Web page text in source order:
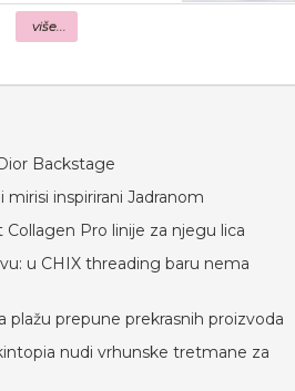
više...
Backstage
inspirirani Jadranom
Pro linije za njegu lica
u CHIX threading baru nema
plažu prepune prekrasnih proizvoda
nudi vrhunske tretmane za